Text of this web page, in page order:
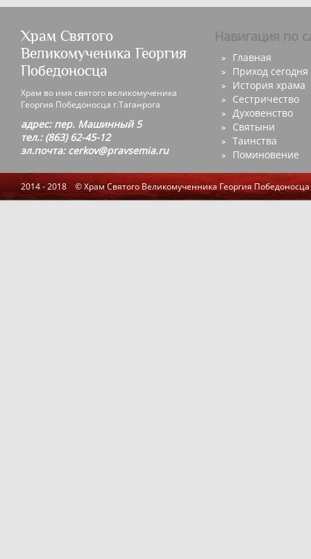
Храм Святого
Великомученика Георгия
Победоносца
Храм во имя святого великомученика
Георгия Победоносца г.Таганрога
адрес: пер. Машинный 5
тел.: (863) 62-45-12
эл.почта: cerkov@pravsemia.ru
Навигация по
Главная
Приход сегодня
История храма
Сестричество
Духовенство
Святыни
Таинства
Поминовение
2014 - 2018 © Храм Святого Великомученника Георгия Победоносца